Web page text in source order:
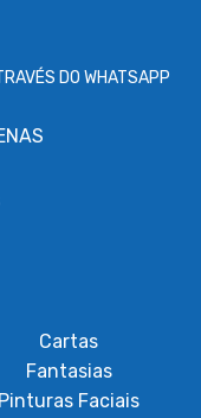
DO WHATSAPP
Cartas
Fantasias
Pinturas Faciais